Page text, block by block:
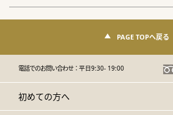
PAGE TOPへ戻る
電話でのお問い合わせ：平日9:30- 19:00
初めての方へ